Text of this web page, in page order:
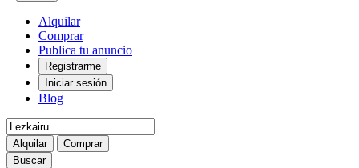
Alquilar
Comprar
Publica tu anuncio
Registrarme
Iniciar sesión
Blog
Alquilar
Comprar
Buscar